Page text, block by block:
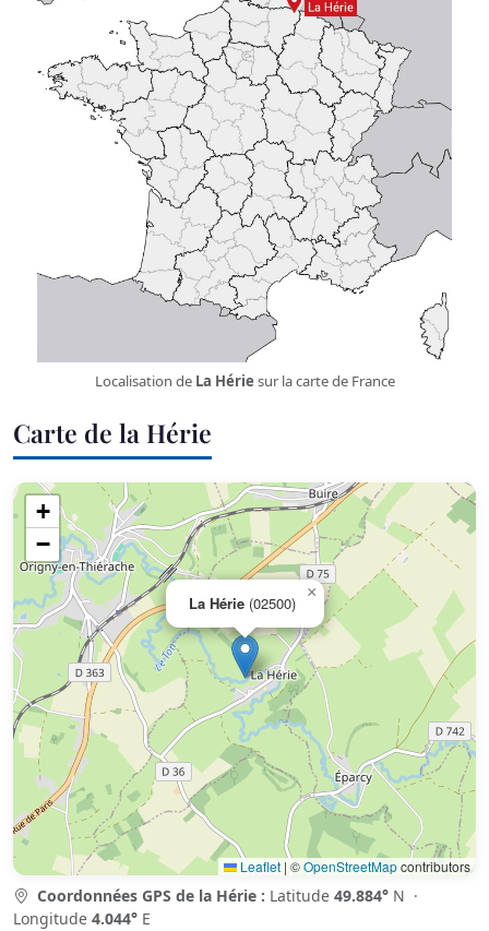
Localisation de La Hériesur la carte de France
Carte de la Hérie
La Hérie (02500)
×
+
−
Leaflet | ©OpenStreetMapcontributors
Coordonnées GPS de la Hérie : Latitude 49.884° N ·
Longitude 4.044° E